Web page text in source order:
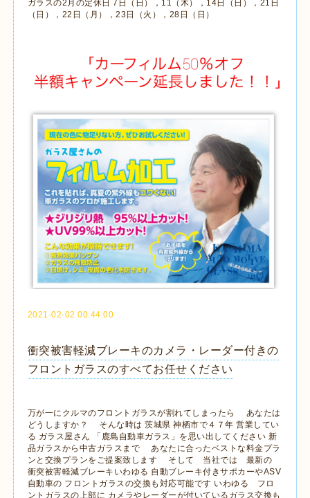
ガラスの2月の定休日 7日（日），11（木），14日（日），21日
（日），22日（月），23日（火），28日（日）
2021-02-02 00:44:00
衝突被害軽減ブレーキのカメラ・レーダー付きの
フロントガラスのすべてお任せください
万が一にクルマのフロントガラスが割れてしまったら あなたは
どうしますか？ そんな時は 茨城県 神栖市で４７年 営業してい
る ガラス屋さん 「鹿島自動車ガラス」を思い出してください 新
品ガラスから中古ガラスまで あなたに合ったベストな料金プラ
ンと交換プランをご提案致します そして 当社では 最新の
衝突被害軽減ブレーキいわゆる 自動ブレーキ付きサポカーやASV
自動車の フロントガラスの交換も対応可能です いわゆる フロ
ントガラスの上部に カメラやレーダーが付いているガラス交換も